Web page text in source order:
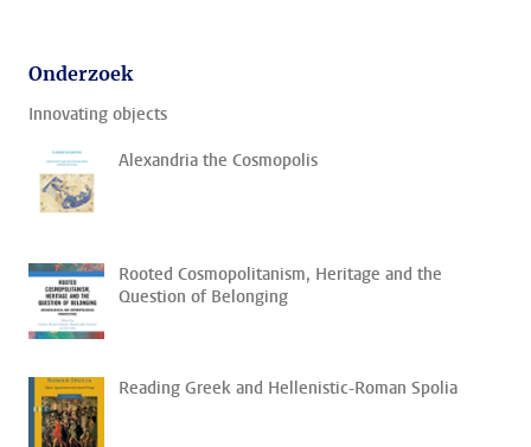
Onderzoek
Innovating objects
Alexandria the Cosmopolis
Rooted Cosmopolitanism, Heritage and the
Question of Belonging
Reading Greek and Hellenistic-Roman Spolia